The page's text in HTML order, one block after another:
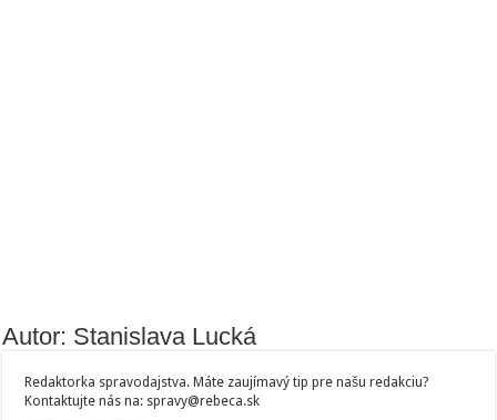
Autor: Stanislava Lucká
Redaktorka spravodajstva. Máte zaujímavý tip pre našu redakciu?
Kontaktujte nás na: spravy@rebeca.sk